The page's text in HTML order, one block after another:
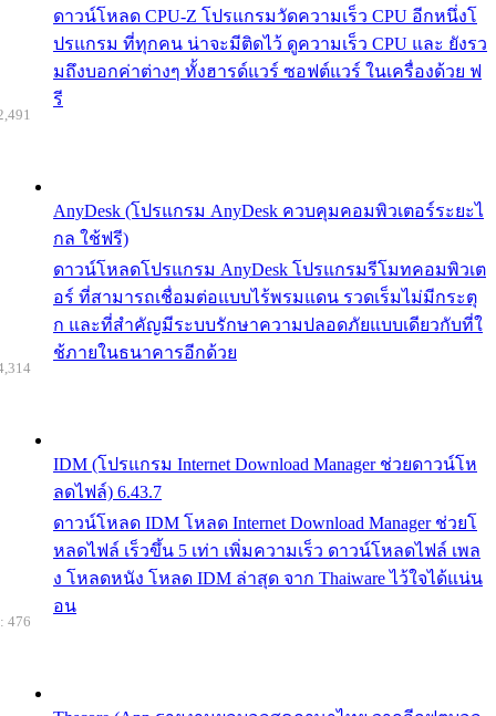
ดาวน์โหลด CPU-Z โปรแกรมวัดความเร็ว CPU อีกหนึ่งโ
ปรแกรม ที่ทุกคน น่าจะมีติดไว้ ดูความเร็ว CPU และ ยังรว
มถึงบอกค่าต่างๆ ทั้งฮารด์แวร์ ซอฟต์แวร์ ในเครื่องด้วย ฟ
รี
AnyDesk (โปรแกรม AnyDesk ควบคุมคอมพิวเตอร์ระยะไ
กล ใช้ฟรี)
ดาวน์โหลดโปรแกรม AnyDesk โปรแกรมรีโมทคอมพิวเต
อร์ ที่สามารถเชื่อมต่อแบบไร้พรมแดน รวดเร็มไม่มีกระตุ
ก และที่สำคัญมีระบบรักษาความปลอดภัยแบบเดียวกับที่ใ
ช้ภายในธนาคารอีกด้วย
IDM (โปรแกรม Internet Download Manager ช่วยดาวน์โห
ลดไฟล์) 6.43.7
ดาวน์โหลด IDM โหลด Internet Download Manager ช่วยโ
หลดไฟล์ เร็วขึ้น 5 เท่า เพิ่มความเร็ว ดาวน์โหลดไฟล์ เพล
ง โหลดหนัง โหลด IDM ล่าสุด จาก Thaiware ไว้ใจได้แน่น
อน
476